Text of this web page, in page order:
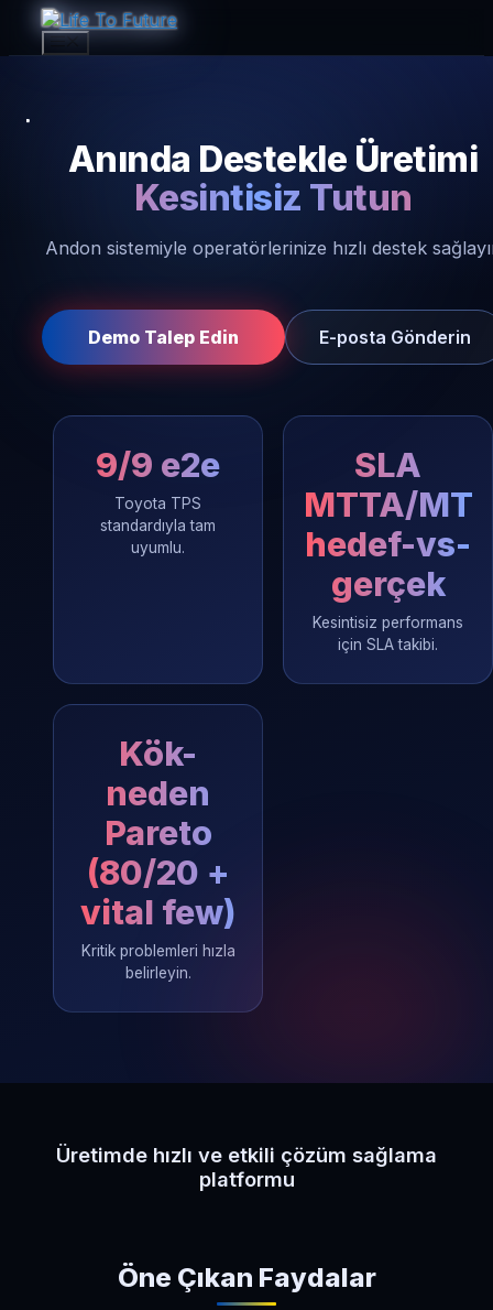
İçeriğe
Menü
Anında Destekle Üretimi
Kesintisiz Tutun
Andon sistemiyle operatörlerinize hızlı destek
Demo Talep Edin E-posta Gönderin
9/9 e2e
Toyota TPS
standardıyla tam
uyumlu.
SLA
MTTA/
hedef-vs-
gerçek
Kesintisiz performans
için SLA takibi.
Kök-
neden
Pareto
(80/20 +
vital few)
Kritik problemleri hızla
belirleyin.
Üretimde hızlı ve etkili çözüm sağlama
platformu
Öne Çıkan Faydalar